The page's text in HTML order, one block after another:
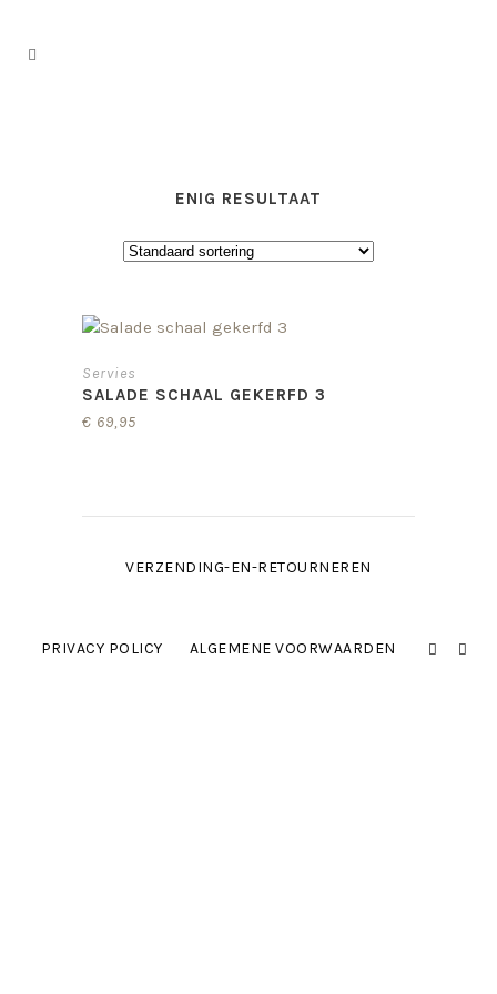
ENIG RESULTAAT
Servies
SALADE SCHAAL GEKERFD 3
€ 69,95
VERZENDING-EN-RETOURNEREN
PRIVACY POLICY ALGEMENE VOORWAARDEN